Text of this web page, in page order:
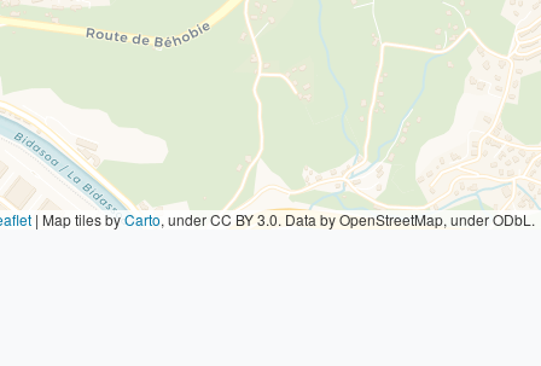
| Map tiles byCarto, under CC BY 3.0. Data by OpenStreetMap, under ODbL.